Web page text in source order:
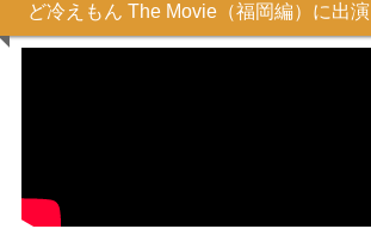
ど冷えもん The Movie（福岡編）に出演